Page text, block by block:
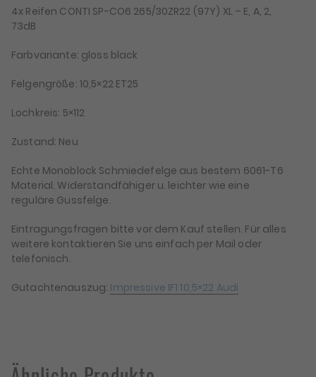
4x Reifen CONTI SP-CO6 265/30ZR22 (97Y) XL – E, A, 2,
73dB
Farbvariante: gloss black
Felgengröße: 10,5×22 ET25
Lochkreis: 5×112
Zustand: Neu
Echte Monoblock Schmiedefelge aus bestem 6061-T6
Material. Widerstandfähiger u. leichter wie eine
reguläre Gussfelge.
Eintragungsfragen bitte vor dem Kauf stellen. Für alles
weitere kontaktieren Sie uns einfach per Mail oder
telefonisch.
Gutachtenauszug: Impressive IF1 10,5×22 Audi